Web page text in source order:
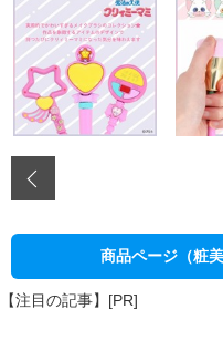
商品ページ（粧
【注目の記事】[PR]